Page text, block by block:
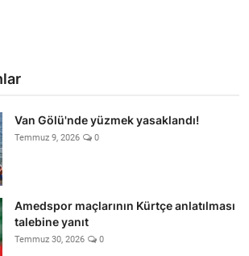
Van Gölü'nde yüzmek yasaklandı!
Temmuz 9, 2026 0
Amedspor maçlarının Kürtçe anlatılması
talebine yanıt
Temmuz 30, 2026 0